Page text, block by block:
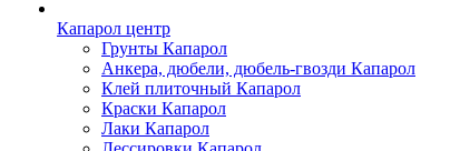
Капарол центр
Грунты Капарол
Анкера, дюбели, дюбель-гвозди Капарол
Клей плиточный Капарол
Краски Капарол
Лаки Капарол